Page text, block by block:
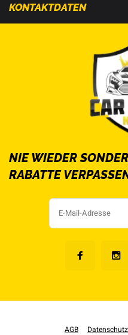
KONTAKTDATEN
NIE WIEDER
RABATTE
AGB